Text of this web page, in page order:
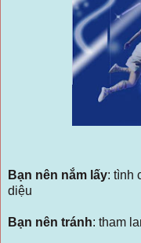
Bạn nên nắm lấy: tình
diệu
Bạn nên tránh: tham